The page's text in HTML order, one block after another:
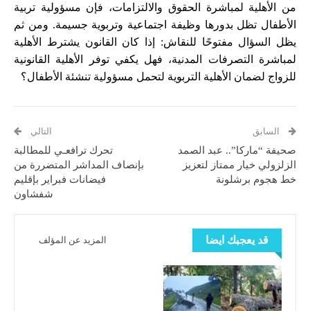
من الأهلية لمباشرة الحقوق والالتزامات، فإن مسؤولية تربية
الأطفال تظل بدورها وظيفة اجتماعية وتربوية جسيمة. ومن ثم
يظل السؤال مفتوحًا للنقاش: إذا كان القانون يشترط الأهلية
لمباشرة التصرفات المدنية، فهل يكفي توفر الأهلية القانونية
للزواج لضمان الأهلية التربوية لتحمل مسؤولية تنشئة الأطفال؟
السابق
صحيفة “ماركا”.. عبد الصمد
الزلزولي خيار ممتاز لتعزيز
خط هجوم برشلونة
التالي
تحرك ترافعـي للمطالبة
بإنصاف المداشر المتضررة من
فيضانات فبراير بإقليم
شفشاون
قد يعجبك ايضا المزيد عن المؤلف